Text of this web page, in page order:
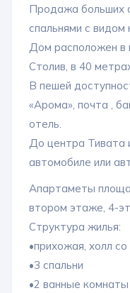
Продажа больших
спальнями с
Дом расположен в
Столив, в 40
В пешей
«Арома», почта ,
отель.
До центра Тивата
автомобиле или
Апартаметы
втором этаже, 4-
Структура жилья:
•прихожая, холл
•3 спальни
•2 ванные комнаты